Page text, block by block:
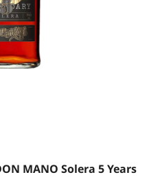
MANO Solera 5 Years